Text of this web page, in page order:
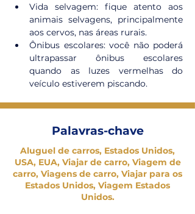
Vida selvagem: fique atento aos
animais selvagens, principalmente
aos cervos, nas áreas rurais.
Ônibus escolares: você não poderá
ultrapassar ônibus escolares
quando as luzes vermelhas do
veículo estiverem piscando.
Palavras-chave
Aluguel de carros, Estados Unidos,
USA, EUA, Viajar de carro, Viagem de
carro, Viagens de carro, Viajar para os
Estados Unidos, Viagem Estados
Unidos.